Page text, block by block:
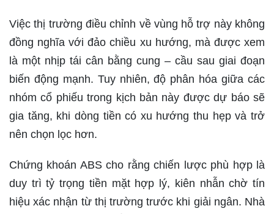
Việc thị trường điều chỉnh về vùng hỗ trợ này không
đồng nghĩa với đảo chiều xu hướng, mà được xem
là một nhịp tái cân bằng cung – cầu sau giai đoạn
biến động mạnh. Tuy nhiên, độ phân hóa giữa các
nhóm cổ phiếu trong kịch bản này được dự báo sẽ
gia tăng, khi dòng tiền có xu hướng thu hẹp và trở
nên chọn lọc hơn.
Chứng khoán ABS cho rằng chiến lược phù hợp là
duy trì tỷ trọng tiền mặt hợp lý, kiên nhẫn chờ tín
hiệu xác nhận từ thị trường trước khi giải ngân. Nhà